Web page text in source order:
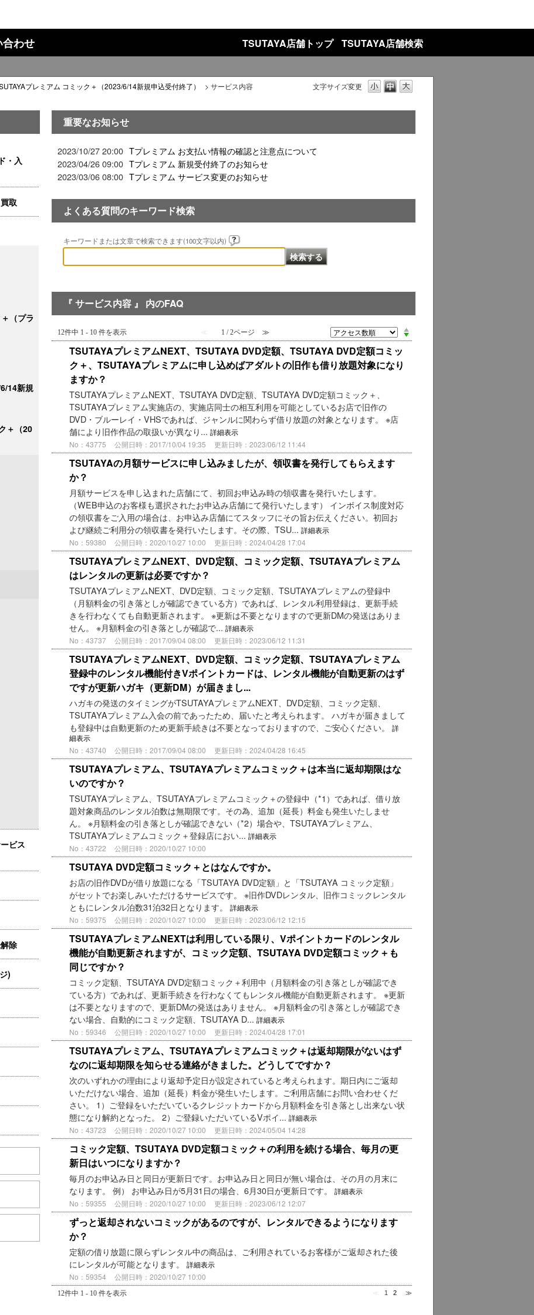
合わせ TSUTAYA店舗トップ TSUTAYA店舗検索
文字サイズ変更
プレミアム コミック＋（2023/6/14新規申込受付終了） > サービス内容
・入
取
（プラ
14新規
＋（20
ビス
除
)
重要なお知らせ
2023/10/27 20:00 Tプレミアム お支払い情報の確認と注意点について
2023/04/26 09:00 Tプレミアム 新規受付終了のお知らせ
2023/03/06 08:00 Tプレミアム サービス変更のお知らせ
よくある質問のキーワード検索
キーワードまたは文章で検索できます(100文字以内)
『 サービス内容 』 内のFAQ
12件中 1 - 10 件を表示 ≪ 1 / 2ページ ≫
TSUTAYAプレミアムNEXT、TSUTAYA DVD定額、TSUTAYA DVD定額コミッ
ク＋、TSUTAYAプレミアムに申し込めばアダルトの旧作も借り放題対象になり
ますか？
TSUTAYAプレミアムNEXT、TSUTAYA DVD定額、TSUTAYA DVD定額コミック＋、
TSUTAYAプレミアム実施店の、実施店同士の相互利用を可能としているお店で旧作の
DVD・ブルーレイ・VHSであれば、ジャンルに関わらず借り放題の対象となります。 ※店
舗により旧作作品の取扱いが異なり... 詳細表示
No：43775 公開日時：2017/10/04 19:35 更新日時：2023/06/12 11:44
TSUTAYAの月額サービスに申し込みましたが、領収書を発行してもらえます
か？
月額サービスを申し込まれた店舗にて、初回お申込み時の領収書を発行いたします。
（WEB申込のお客様も選択されたお申込み店舗にて発行いたします） インボイス制度対応
の領収書をご入用の場合は、お申込み店舗にてスタッフにその旨お伝えください。初回お
よび継続ご利用分の領収書を発行いたします。その際、TSU... 詳細表示
No：59380 公開日時：2020/10/27 10:00 更新日時：2024/04/28 17:04
TSUTAYAプレミアムNEXT、DVD定額、コミック定額、TSUTAYAプレミアム
はレンタルの更新は必要ですか？
TSUTAYAプレミアムNEXT、DVD定額、コミック定額、TSUTAYAプレミアムの登録中
（月額料金の引き落としが確認できている方）であれば、レンタル利用登録は、更新手続
きを行わなくても自動更新されます。 ※更新は不要となりますので更新DMの発送はありま
せん。 ※月額料金の引き落としが確認で... 詳細表示
No：43737 公開日時：2017/09/04 08:00 更新日時：2023/06/12 11:31
TSUTAYAプレミアムNEXT、DVD定額、コミック定額、TSUTAYAプレミアム
登録中のレンタル機能付きVポイントカードは、レンタル機能が自動更新のはず
ですが更新ハガキ（更新DM）が届きまし...
ハガキの発送のタイミングがTSUTAYAプレミアムNEXT、DVD定額、コミック定額、
TSUTAYAプレミアム入会の前であったため、届いたと考えられます。 ハガキが届きまして
も登録中は自動更新のため更新手続きは不要となっておりますので、ご安心ください。
詳
細表示
No：43740 公開日時：2017/09/04 08:00 更新日時：2024/04/28 16:45
TSUTAYAプレミアム、TSUTAYAプレミアムコミック＋は本当に返却期限はな
いのですか？
TSUTAYAプレミアム、TSUTAYAプレミアムコミック＋の登録中（*1）であれば、借り放
題対象商品のレンタル泊数は無期限です。その為、追加（延長）料金も発生いたしませ
ん。 ※月額料金の引き落としが確認できない（*2）場合や、TSUTAYAプレミアム、
TSUTAYAプレミアムコミック＋登録店におい... 詳細表示
No：43722 公開日時：2020/10/27 10:00
TSUTAYA DVD定額コミック＋とはなんですか。
お店の旧作DVDが借り放題になる「TSUTAYA DVD定額」と「TSUTAYA コミック定額」
がセットでお楽しみいただけるサービスです。 ※旧作DVDレンタル、旧作コミックレンタル
ともにレンタル泊数31泊32日となります。
詳細表示
No：59375 公開日時：2020/10/27 10:00 更新日時：2023/06/12 12:15
TSUTAYAプレミアムNEXTは利用している限り、Vポイントカードのレンタル
機能が自動更新されますが、コミック定額、TSUTAYA DVD定額コミック＋も
同じですか？
コミック定額、TSUTAYA DVD定額コミック＋利用中（月額料金の引き落としが確認でき
ている方）であれば、更新手続きを行わなくてもレンタル機能が自動更新されます。 ※更新
は不要となりますので、更新DMの発送はありません。 ※月額料金の引き落としが確認でき
ない場合、自動的にコミック定額、TSUTAYA D... 詳細表示
No：59346 公開日時：2020/10/27 10:00 更新日時：2024/04/28 17:01
TSUTAYAプレミアム、TSUTAYAプレミアムコミック＋は返却期限がないはず
なのに返却期限を知らせる連絡がきました。どうしてですか？
次のいずれかの理由により返却予定日が設定されていると考えられます。期日内にご返却
いただけない場合、追加（延長）料金が発生いたします。ご利用店舗にお問い合わせくだ
さい。 1）ご登録をいただいているクレジットカードから月額料金を引き落とし出来ない状
態になり解約となった。 2）ご登録いただいているVポイ... 詳細表示
No：43723 公開日時：2020/10/27 10:00 更新日時：2024/05/04 14:28
コミック定額、TSUTAYA DVD定額コミック＋の利用を続ける場合、毎月の更
新日はいつになりますか？
毎月のお申込み日と同日が更新日です。お申込み日と同日が無い場合は、その月の月末に
なります。 例） お申込み日が5月31日の場合、6月30日が更新日です。
詳細表示
No：59355 公開日時：2020/10/27 10:00 更新日時：2023/06/12 12:07
ずっと返却されないコミックがあるのですが、レンタルできるようになります
か？
定額の借り放題に限らずレンタル中の商品は、ご利用されているお客様がご返却された後
にレンタルが可能となります。
詳細表示
No：59354 公開日時：2020/10/27 10:00
12件中 1 - 10 件を表示 1 2 ≫